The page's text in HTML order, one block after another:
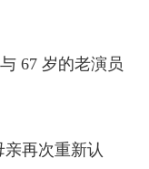
67 岁的老演员
再次重新认